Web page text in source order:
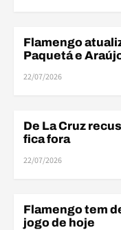
DESFALQUES
Flamengo
Paquetá e
22/07/2026
DESFALQUES
De La Cruz
fica fora
22/07/2026
DESFALQUES
Flamengo tem
jogo de hoje